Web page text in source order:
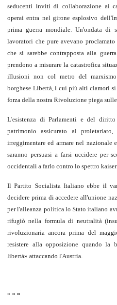
seducenti inviti di collaborazione ai
operai entra nel girone esplosivo
prima guerra mondiale. Un'ondata di
lavoratori che pure avevano
che si sarebbe contrapposta alla
prendono a misurare la catastrofica
illusioni non col metro del
borghese Libertà, i cui più alti clamori
forza della nostra Rivoluzione piega
L'esistenza di Parlamenti e del
patrimonio assicurato al
irreggimentare ed armare nel
saranno persuasi a farsi uccidere per
occidentali a farlo contro lo spettro
Il Partito Socialista Italiano ebbe il
decidere prima di accedere all'unione
per l'alleanza politica lo Stato italiano
rifugiò nella formula di neutralità
rivoluzionaria ancora prima del
resistere alla opposizione quando la
libertà» attaccando l'Austria.
* * *